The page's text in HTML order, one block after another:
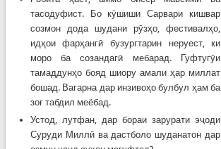
тасодуфист. Бо кӯшиши Сарвари кишвар
созмон дода шудани рӯзҳо, фестивалҳо,
идҳои фарҳангӣ бузургтарин неруест, ки
моро ба созандагӣ мебарад. Гуфтугӯи
тамаддунҳо бояд шиору амали ҳар миллат
бошад. Вагарна дар инзивоҳо булбул ҳам ба
зоғ табдил меёбад.
Устод, лутфан, дар бораи зарурати эҷоди
Суруди Миллӣ ва дастболо шуданатон дар